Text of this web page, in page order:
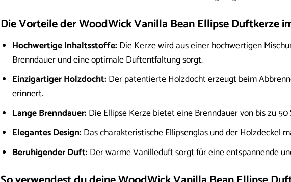
Die Vorteile der WoodWick Vanilla Bean Ellipse Duftkerze
Hochwertige Inhaltsstoffe: Die Kerze wird aus einer hochwertigen
Brenndauer und eine optimale Duftentfaltung sorgt.
Einzigartiger Holzdocht: Der patentierte Holzdocht erzeugt beim
erinnert.
Lange Brenndauer: Die Ellipse Kerze bietet eine Brenndauer von bis zu
Elegantes Design: Das charakteristische Ellipsenglas und der Holzdeckel
Beruhigender Duft: Der warme Vanilleduft sorgt für eine entspannende